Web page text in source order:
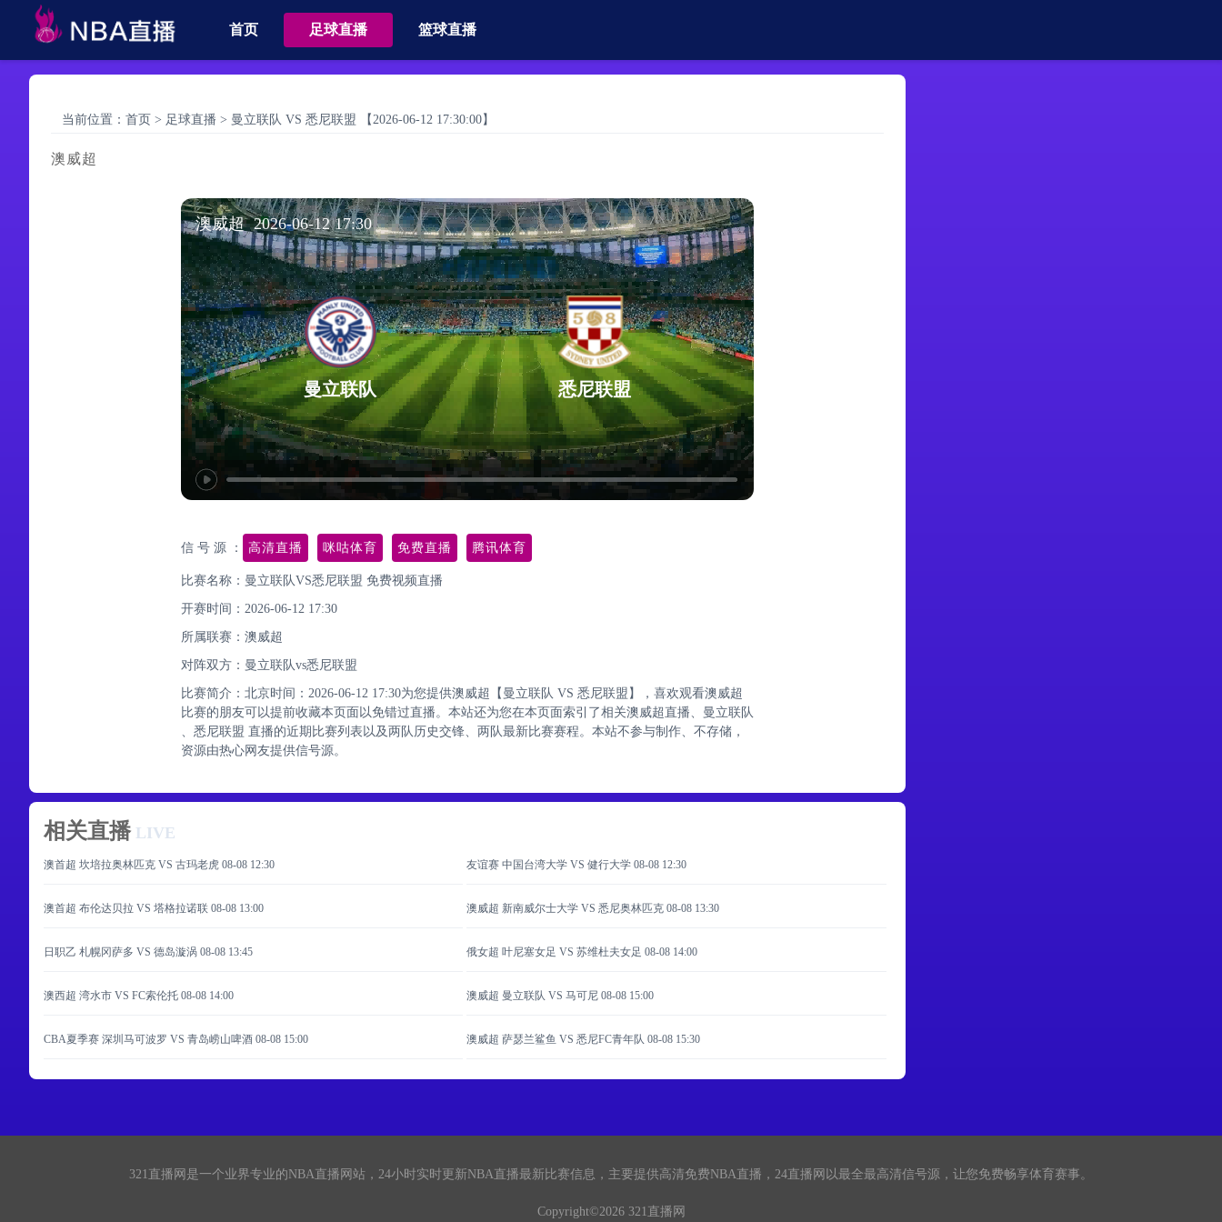
首页 足球直播 篮球直播
当前位置： 首页 > 足球直播 > 曼立联队 VS 悉尼联盟 【2026-06-12 17:30:00】
澳威超
澳威超 2026-06-12 17:30
曼立联队 悉尼联盟
信 号 源 ： 高清直播 咪咕体育 免费直播 腾讯体育
比赛名称：曼立联队VS悉尼联盟 免费视频直播
开赛时间：2026-06-12 17:30
所属联赛： 澳威超
对阵双方：曼立联队vs悉尼联盟
比赛简介：北京时间：2026-06-12 17:30为您提供澳威超【曼立联队 VS 悉尼联盟】，喜欢观看澳威超
比赛的朋友可以提前收藏本页面以免错过直播。本站还为您在本页面索引了相关澳威超直播、曼立联队
、悉尼联盟 直播的近期比赛列表以及两队历史交锋、两队最新比赛赛程。本站不参与制作、不存储，
资源由热心网友提供信号源。
相关直播 LIVE
澳首超 坎培拉奥林匹克 VS 古玛老虎 08-08 12:30 友谊赛 中国台湾大学 VS 健行大学08-08 12:30
澳首超 布伦达贝拉 VS 塔格拉诺联 08-08 13:00 澳威超 新南威尔士大学 VS 悉尼奥林匹克08-08 13:30
日职乙 札幌冈萨多 VS 德岛漩涡 08-08 13:45 俄女超 叶尼塞女足 VS 苏维杜夫女足08-08 14:00
澳西超 湾水市 VS FC索伦托 08-08 14:00 澳威超 曼立联队 VS 马可尼08-08 15:00
CBA夏季赛 深圳马可波罗 VS 青岛崂山啤酒 08-08 15:00 澳威超 萨瑟兰鲨鱼 VS 悉尼FC青年队08-08 15:30
321直播网 是一个业界专业的NBA直播网站，24小时实时更新NBA直播最新比赛信息，主要提供高清免费NBA直播，24直播网以最全最高清信号源，让您免费畅享体育赛事。
Copyright©2026 321直播网